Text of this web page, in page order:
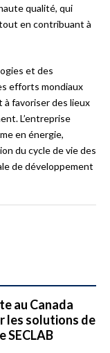
qualité, qui
en contribuant à
et des
efforts mondiaux
à favoriser des lieux
L’entreprise
en énergie,
du cycle de vie des
de développement
au Canada
les solutions de
SECLAB